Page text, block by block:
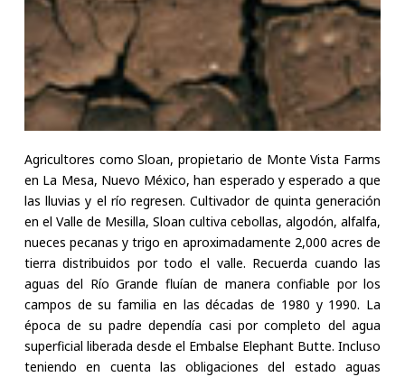
Agricultores como Sloan, propietario de Monte Vista Farms
en La Mesa, Nuevo México, han esperado y esperado a que
las lluvias y el río regresen. Cultivador de quinta generación
en el Valle de Mesilla, Sloan cultiva cebollas, algodón, alfalfa,
nueces pecanas y trigo en aproximadamente 2,000 acres de
tierra distribuidos por todo el valle. Recuerda cuando las
aguas del Río Grande fluían de manera confiable por los
campos de su familia en las décadas de 1980 y 1990. La
época de su padre dependía casi por completo del agua
superficial liberada desde el Embalse Elephant Butte. Incluso
teniendo en cuenta las obligaciones del estado aguas